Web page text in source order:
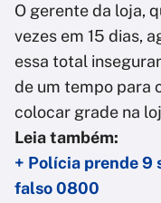
O gerente da loja,
vezes em 15 dias,
essa total
de um tempo para
colocar grade na
Leia também:
+ Polícia prende 9
falso 0800